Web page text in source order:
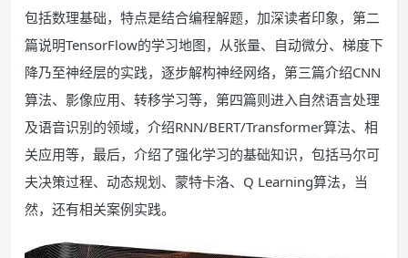
包括数理基础，特点是结合编程解题，加深读者印象，第二
篇说明TensorFlow的学习地图，从张量、自动微分、梯度下
降乃至神经层的实践，逐步解构神经网络，第三篇介绍CNN
算法、影像应用、转移学习等，第四篇则进入自然语言处理
及语音识别的领域，介绍RNN/BERT/Transformer算法、相
关应用等，最后，介绍了强化学习的基础知识，包括马尔可
夫决策过程、动态规划、蒙特卡洛、Q Learning算法，当
然，还有相关案例实践。